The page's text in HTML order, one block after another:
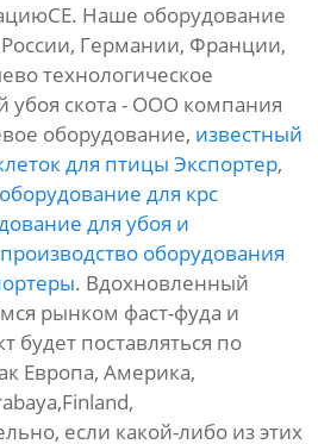
Наше оборудование
Германии, Франции,
технологическое
убоя скота - ООО компания
оборудование, известный
для птицы Экспортер,
для крс
для убоя и
оборудования
. Вдохновленный
рынком фаст-фуда и
будет поставляться по
Европа, Америка,
если какой-либо из этих